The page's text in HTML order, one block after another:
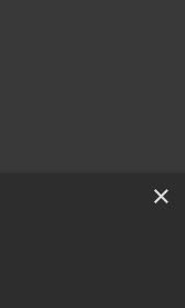
×